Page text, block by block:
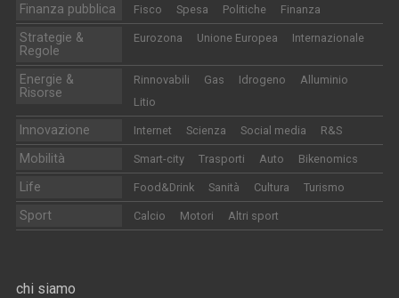
Finanza pubblica Fisco Spesa Politiche Finanza
Strategie &
Regole
Eurozona Unione Europea Internazionale
Energie &
Risorse
Rinnovabili Gas Idrogeno
Alluminio
Litio
Innovazione Internet Scienza Social media R&S
Mobilità Smart-city Trasporti Auto Bikenomics
Life Food&Drink Sanità Cultura Turismo
Sport Calcio Motori Altri sport
chi siamo